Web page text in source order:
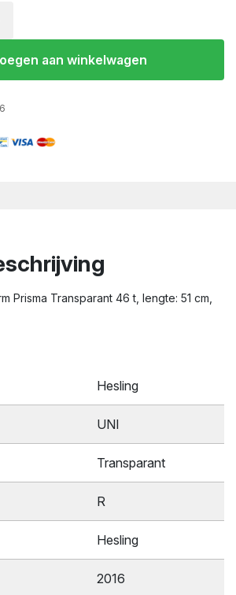
aan winkelwagen
Prisma Transparant 46 t, lengte: 51 cm,
Hesling
UNI
Transparant
R
Hesling
2016